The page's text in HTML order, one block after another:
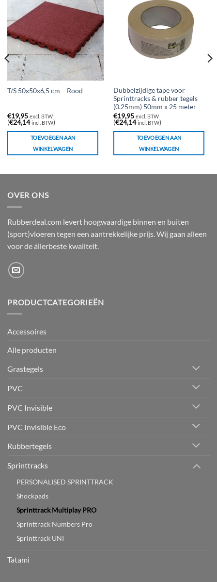
T/S 50x50x6,5 cm – Rood
€19,95 excl. BTW
(€24,14 incl. BTW)
TOEVOEGEN AAN
WINKELWAGEN
Dubbelzijdige tape voor
Sprinttracks & rubber tegels
(0.25mm) 50mm x 25 meter
€19,95 excl. BTW
(€24,14 incl. BTW)
TOEVOEGEN AAN
WINKELWAGEN
OVER ONS
Rubberdeal.com levert hoogwaardige binnen en buiten
(sport)vloeren tegen een aantrekkelijke prijs. Wij gaan alleen
voor de állerbeste kwaliteit.
PRODUCTCATEGORIEËN
Accessoires
Alle producten
Grastegels
PVC
PVC Invisible
PVC Invisible Eco
Rubbertegels
Sprinttracks
PERSONALISED SPRINTTRACK
Shockpads
Sprinttrack Multiplay PRO
Sprinttrack Numbers Pro
Sprinttrack UNI
Tatami